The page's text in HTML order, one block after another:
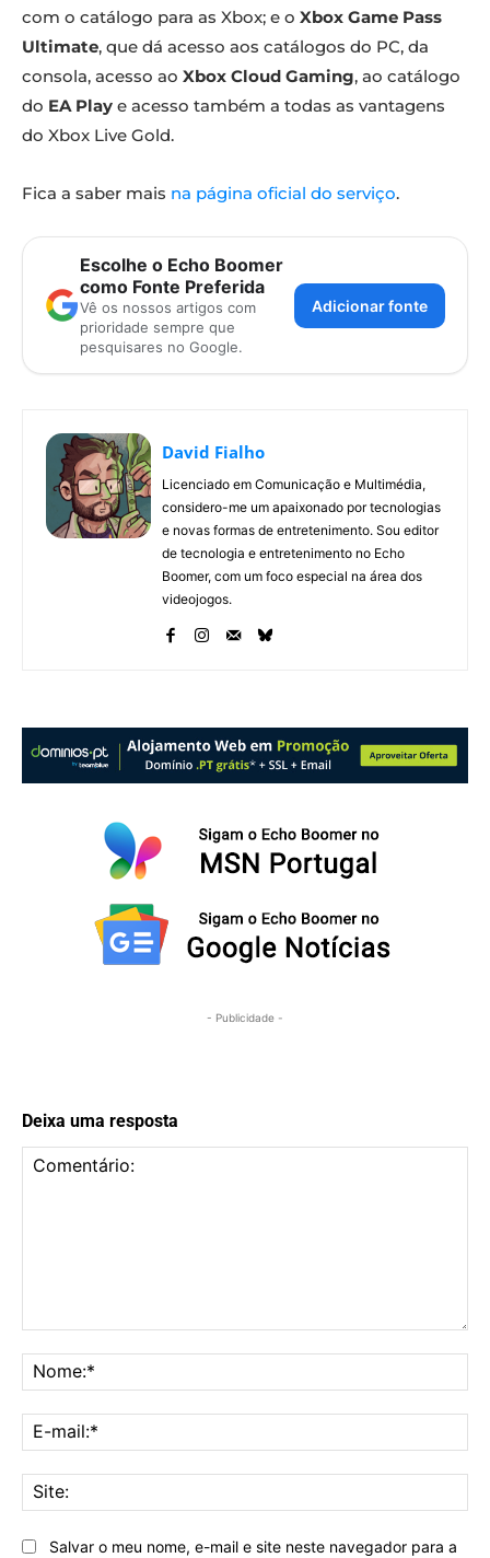
com o catálogo para as Xbox; e o Xbox Game Pass
Ultimate, que dá acesso aos catálogos do PC, da
consola, acesso ao Xbox Cloud Gaming, ao catálogo
do EA Play e acesso também a todas as vantagens
do Xbox Live Gold.
Fica a saber mais na página oficial do serviço.
Escolhe o Echo Boomer
como Fonte Preferida
Vê os nossos artigos com
prioridade sempre que
pesquisares no Google.
Adicionar fonte
David Fialho
Licenciado em Comunicação e Multimédia,
considero-me um apaixonado por tecnologias
e novas formas de entretenimento. Sou editor
de tecnologia e entretenimento no Echo
Boomer, com um foco especial na área dos
videojogos.
- Publicidade -
Deixa uma resposta
Salvar o meu nome, e-mail e site neste navegador para a